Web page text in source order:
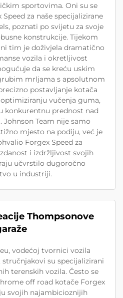
sportovima. Oni su se
za naše specijalizirane
poznati po svijetu za svoje
konstrukcije. Tijekom
tim je doživjela dramatično
vozila i okretljivost
da se kreću uskim
mrljama s apsolutnom
postavljanje kotača
vučenja guma,
konkurentnu prednost nad
Team nije samo
mjesto na podiju, već je
Forgex Speed za
i izdržljivost svojih
učvrstilo dugoročno
u industriji.
Thompsonove
vodećoj tvornici vozila
su specijalizirani
terenskih vozila. Često se
off road kotače Forgex
svojih najambicioznijih